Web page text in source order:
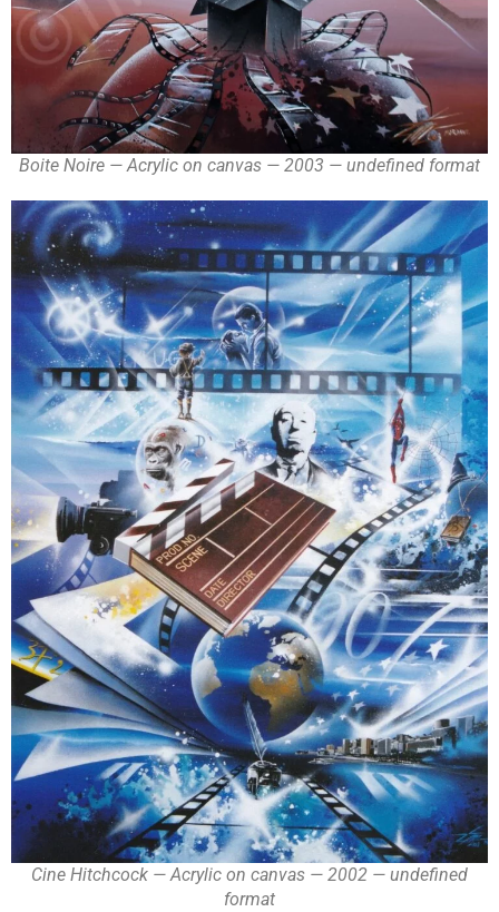
Boite Noire — Acrylic on canvas — 2003 — undefined format
Cine Hitchcock — Acrylic on canvas — 2002 — undefined
format